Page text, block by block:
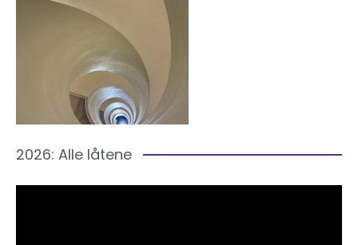
2026: Alle låtene